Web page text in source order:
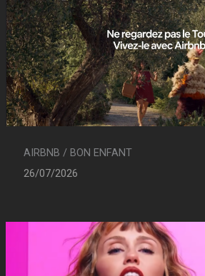
AIRBNB / BON ENFANT
26/07/2026